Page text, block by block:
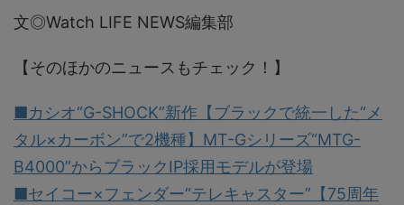
文◎Watch LIFE NEWS編集部
【そのほかのニュースもチェック！】
■カシオ“G-SHOCK”新作【ブラックで統一した“メ
タル×カーボン”で2機種】MT-Gシリーズ“MTG-
B4000”からブラックIP採用モデルが登場
■セイコー×フェンダー“テレキャスター”【75周年